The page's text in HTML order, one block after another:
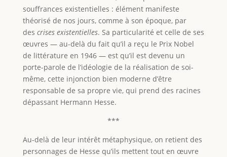
souffrances existentielles : élément manifeste
théorisé de nos jours, comme à son époque, par
des crises existentielles. Sa particularité et celle de ses
œuvres — au-delà du fait qu’il a reçu le Prix Nobel
de littérature en 1946 — est qu’il est devenu un
porte-parole de l’idéologie de la réalisation de soi-
même, cette injonction bien moderne d’être
responsable de sa propre vie, qui prend des racines
dépassant Hermann Hesse.
***
Au-delà de leur intérêt métaphysique, on retient des
personnages de Hesse qu’ils mettent tout en œuvre